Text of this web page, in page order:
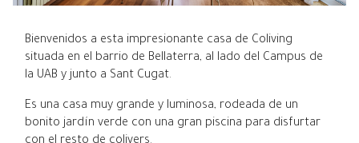
Bienvenidos a esta impresionante casa de Coliving
situada en el barrio de Bellaterra, al lado del Campus de
la UAB y junto a Sant Cugat.
Es una casa muy grande y luminosa, rodeada de un
bonito jardín verde con una gran piscina para disfurtar